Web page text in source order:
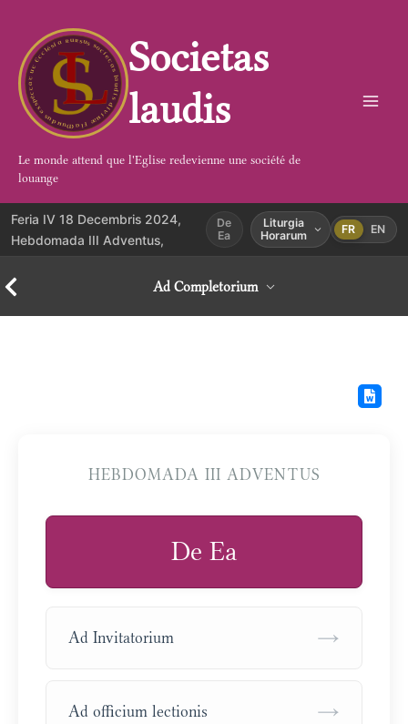
contenu
Societas
laudis
Le monde attend que l'Eglise redevienne une société de
louange
Feria IV 18 Decembris 2024,
Hebdomada III Adventus,
De
Ea
Liturgia
Horarum
FR EN
Ad Completorium
HEBDOMADA III ADVENTUS
De Ea
Ad Invitatorium →
Ad officium lectionis →